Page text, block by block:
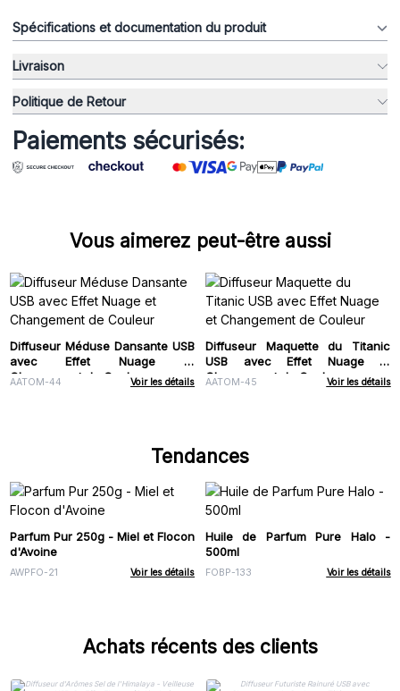
Spécifications et documentation du produit
Livraison
Politique de Retour
Paiements sécurisés:
Vous aimerez peut-être aussi
Diffuseur Méduse Dansante USB
avec Effet Nuage et
Changement de Couleur
AATOM-44 Voir les détails
Diffuseur Maquette du Titanic
USB avec Effet Nuage et
Changement de Couleur
AATOM-45 Voir les détails
Tendances
Parfum Pur 250g - Miel et Flocon
d'Avoine
AWPFO-21 Voir les détails
Huile de Parfum Pure Halo -
500ml
FOBP-133 Voir les détails
Achats récents des clients